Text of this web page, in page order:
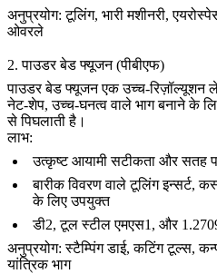
अनुप्रयोग: टूलिंग, भारी मशीनरी,
ओवरले
2. पाउडर बेड फ्यूजन (पीबीएफ)
पाउडर बेड फ्यूजनएक उच्च-रिज़ॉल्यूशन
नेट-शेप, उच्च-घनत्व वाले भाग बनाने के
से पिघलाती है।
लाभ:
उत्कृष्ट आयामी सटीकता और सतह
बारीक विवरण वाले टूलिंग इन्सर्ट,
के लिए उपयुक्त
डी2,टूल स्टील एमएस1 , और
अनुप्रयोग: स्टैम्पिंग डाई, कटिंग टूल्स,
यांत्रिक भाग